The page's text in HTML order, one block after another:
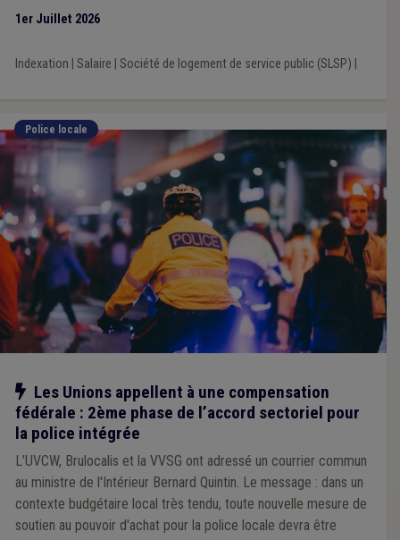
1er Juillet 2026
Indexation Salaire Société de logement de service public (SLSP)
Police locale
Notre action
Les Unions appellent à une compensation
fédérale : 2ème phase de l’accord sectoriel pour
la police intégrée
L’UVCW, Brulocalis et la VVSG ont adressé un courrier commun
au ministre de l'Intérieur Bernard Quintin. Le message : dans un
contexte budgétaire local très tendu, toute nouvelle mesure de
soutien au pouvoir d'achat pour la police locale devra être